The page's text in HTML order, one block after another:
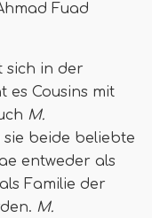
Fuad
sich in der
es Cousins ​​mit
M.
sie beide beliebte
entweder als
Familie der
M.